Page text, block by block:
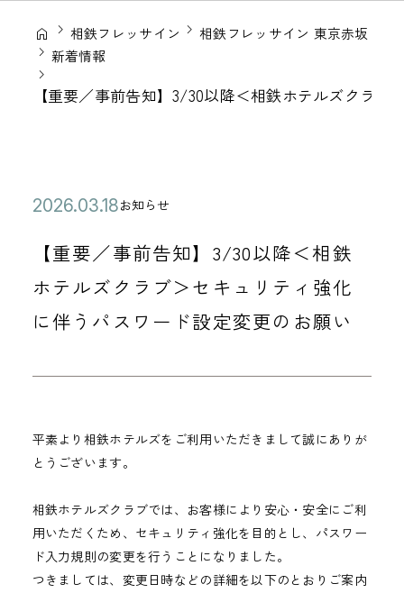
相鉄フレッサイン
相鉄フレッサイン 東京赤坂
新着情報
【重要／事前告知】3/30以降＜相鉄ホテルズクラ
【重要／事前告知】3/30以降＜相鉄
ホテルズクラブ＞セキュリティ強化
に伴うパスワード設定変更のお願い
公
日
2
6
0
8
日
カ
テ
ゴ
リ
ー
お知らせ
平素より相鉄ホテルズをご利用いただきまして誠にありが
とうございます。
相鉄ホテルズクラブでは、お客様により安心・安全にご利
用いただくため、セキュリティ強化を目的とし、パスワー
ド入力規則の変更を行うことになりました。
つきましては、変更日時などの詳細を以下のとおりご案内